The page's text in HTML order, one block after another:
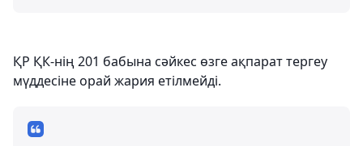
ҚР ҚК-нің 201 бабына сәйкес өзге ақпарат тергеу
мүддесіне орай жария етілмейді.